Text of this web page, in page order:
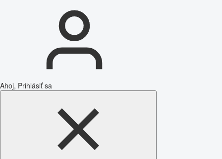
Ahoj, Prihlásiť sa